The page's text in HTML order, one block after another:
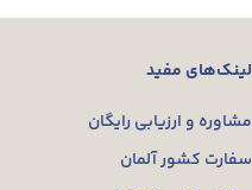
لینک‌های مفید
مشاوره و ارزیابی رایگان
سفارت کشور آلمان